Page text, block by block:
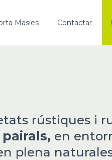
Masies Contactar
rústiques i
en
plena